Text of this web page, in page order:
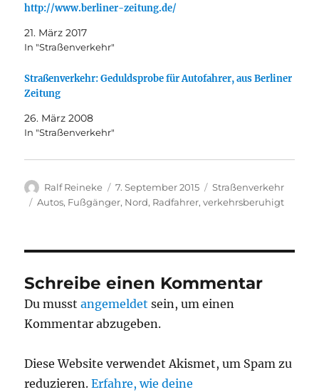
http://www.berliner-zeitung.de/
21. März 2017
In "Straßenverkehr"
Straßenverkehr: Geduldsprobe für Autofahrer, aus Berliner
Zeitung
26. März 2008
In "Straßenverkehr"
Autor
Ralf Reineke
Veröffentlicht
am
7. September 2015 Kategorien
Straßenverkehr
Schlagwörter
Autos, Fußgänger, Nord, Radfahrer,verkehrsberuhigt
Schreibe einen Kommentar
Du musstangemeldet sein, um einen
Kommentar abzugeben.
Diese Website verwendet Akismet, um Spam zu
reduzieren.Erfahre, wie deine